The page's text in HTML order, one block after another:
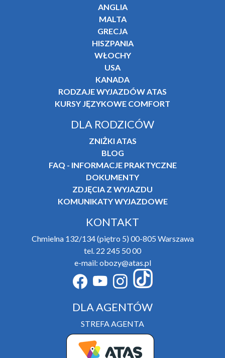
ANGLIA
MALTA
GRECJA
HISZPANIA
WŁOCHY
USA
KANADA
RODZAJE WYJAZDÓW ATAS
KURSY JĘZYKOWE COMFORT
DLA RODZICÓW
ZNIŻKI ATAS
BLOG
FAQ - INFORMACJE PRAKTYCZNE
DOKUMENTY
ZDJĘCIA Z WYJAZDU
KOMUNIKATY WYJAZDOWE
KONTAKT
Chmielna 132/134 (piętro 5) 00-805 Warszawa
tel. 22 245 50 00
e-mail: obozy@atas.pl
DLA AGENTÓW
STREFA AGENTA